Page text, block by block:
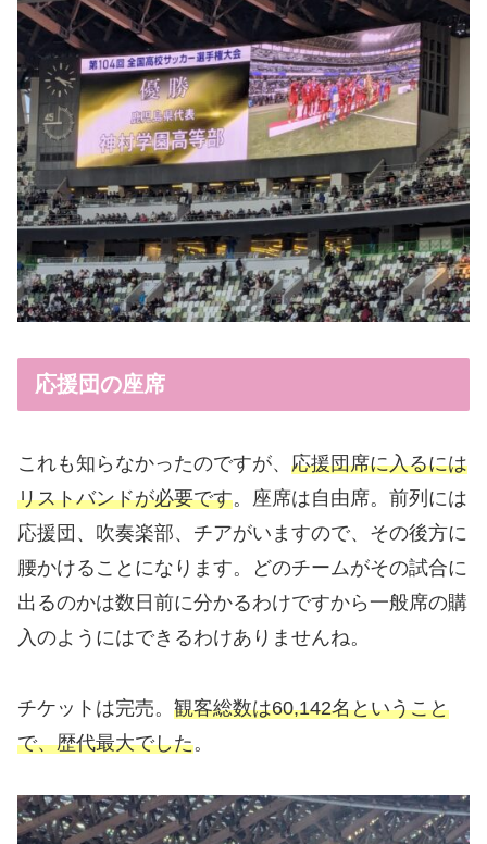
応援団の座席
これも知らなかったのですが、 応援団席に入るには
リストバンドが必要です。座席は自由席。前列には
応援団、吹奏楽部、チアがいますので、その後方に
腰かけることになります。どのチームがその試合に
出るのかは数日前に分かるわけですから一般席の購
入のようにはできるわけありませんね。
チケットは完売。 観客総数は60,142名ということ
で、歴代最大でした。